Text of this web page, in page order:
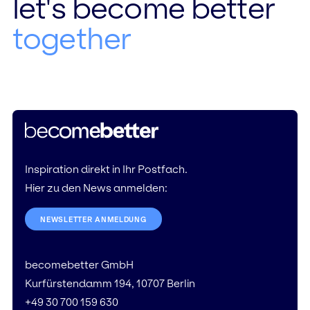
let's become better
together
Inspiration direkt in Ihr Postfach.
Hier zu den News anmelden:
NEWSLETTER ANMELDUNG
becomebetter GmbH
Kurfürstendamm 194, 10707 Berlin
+49 30 700 159 630